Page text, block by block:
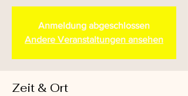
Anmeldung abgeschlossen
Andere Veranstaltungen ansehen
Zeit & Ort